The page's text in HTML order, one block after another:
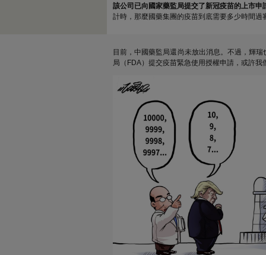
該公司已向國家藥監局提交了新冠疫苗的上市申
計時，那麼國藥集團的疫苗到底需要多少時間過
目前，中國藥監局還尚未放出消息。不過，輝
局（FDA）提交疫苗緊急使用授權申請，或許